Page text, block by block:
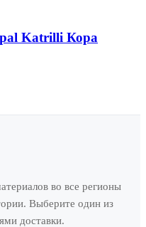
Katrilli Кора
во все регионы
Выберите один из
доставки.